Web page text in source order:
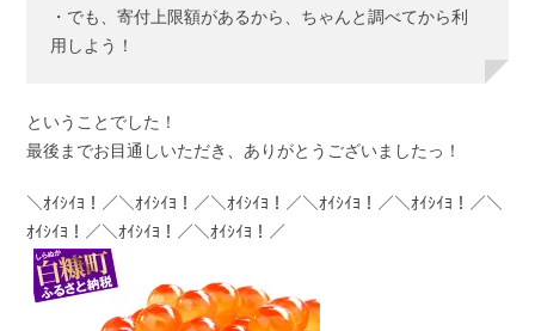
・でも、寄付上限額があるから、ちゃんと調べてから利
用しよう！
ということでした！
最後までお目通しいただき、ありがとうございましたっ！
＼ｵｲｼｲﾖ！／＼ｵｲｼｲﾖ！／＼ｵｲｼｲﾖ！／＼ｵｲｼｲﾖ！／＼ｵｲｼｲﾖ！／＼
ｵｲｼｲﾖ！／＼ｵｲｼｲﾖ！／＼ｵｲｼｲﾖ！／